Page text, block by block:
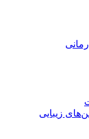
زیبایی